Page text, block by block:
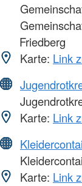
Friedberg
Karte: Link
Karte: Link
Karte: Link